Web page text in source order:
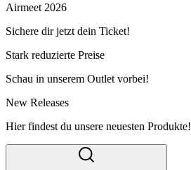
Airmeet 2026
Sichere dir jetzt dein Ticket!
Stark reduzierte Preise
Schau in unserem Outlet vorbei!
New Releases
Hier findest du unsere neuesten Produkte!